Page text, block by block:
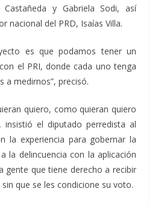
y Gabriela Sodi, así
nacional del PRD, Isaías Villa.
es que podamos tener un
el PRI, donde cada uno tenga
a medirnos”, precisó.
quiero, como quieran quiero
el diputado perredista al
la experiencia para gobernar la
la delincuencia con la aplicación
gente que tiene derecho a recibir
que se les condicione su voto.